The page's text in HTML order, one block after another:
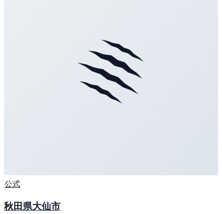
公式
秋田県大仙市